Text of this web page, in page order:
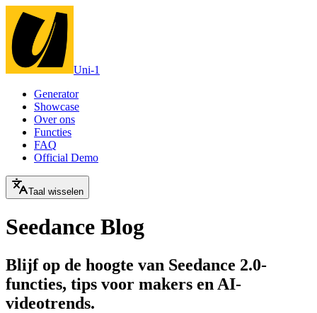
Uni-1
Generator
Showcase
Over ons
Functies
FAQ
Official Demo
Taal wisselen
Seedance Blog
Blijf op de hoogte van Seedance 2.0-
functies, tips voor makers en AI-
videotrends.